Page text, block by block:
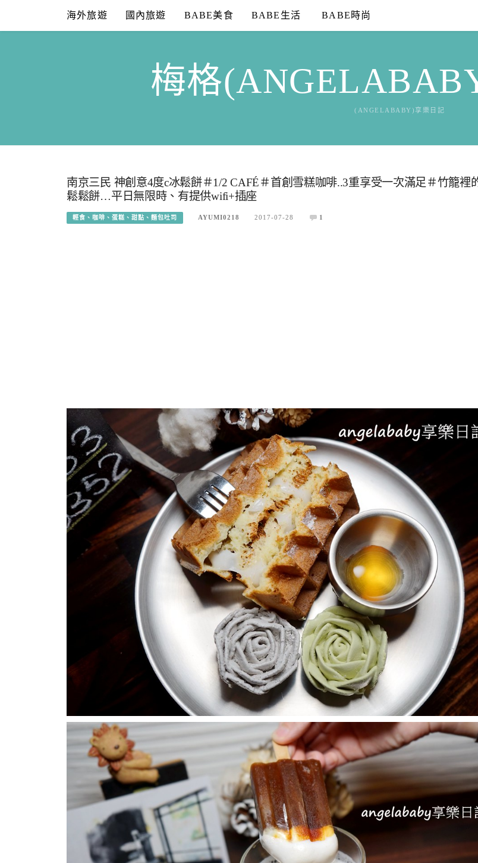
content
海外旅遊 國內旅遊 BABE美食 BABE生活 BABE時尚
梅格
(ANGELABABY)享樂日記
南京三民 神創意4度c冰鬆餅＃1/2 CAFÉ＃首創雪糕咖啡..3重享受一次滿足＃竹籠裡
鬆鬆餅…平日無限時、有提供wifi+插座
輕食、咖啡、蛋糕、甜點、麵包吐司 AYUMI0218 2017-07-28 1